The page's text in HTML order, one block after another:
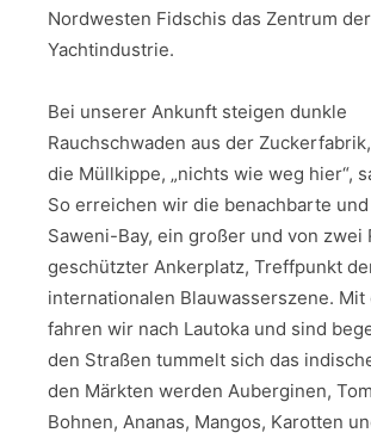
Nordwesten Fidschis das Zentrum
Yachtindustrie.
Bei unserer Ankunft steigen dunkle
Rauchschwaden aus der
die Müllkippe, „nichts wie weg hier“,
So erreichen wir die benachbarte
Saweni-Bay, ein großer und von zwei
geschützter Ankerplatz, Treffpunkt
internationalen Blauwasserszene. Mit
fahren wir nach Lautoka und sind
den Straßen tummelt sich das
den Märkten werden Auberginen,
Bohnen, Ananas, Mangos, Karotten